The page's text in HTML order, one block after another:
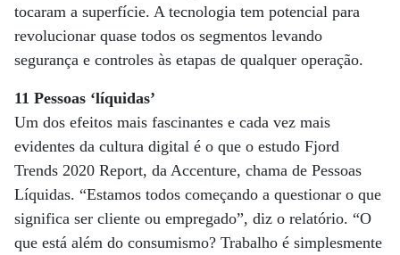
tocaram a superfície. A tecnologia tem potencial para
revolucionar quase todos os segmentos levando
segurança e controles às etapas de qualquer operação.
11 Pessoas ‘líquidas’
Um dos efeitos mais fascinantes e cada vez mais
evidentes da cultura digital é o que o estudo Fjord
Trends 2020 Report, da Accenture, chama de Pessoas
Líquidas. “Estamos todos começando a questionar o que
significa ser cliente ou empregado”, diz o relatório. “O
que está além do consumismo? Trabalho é simplesmente